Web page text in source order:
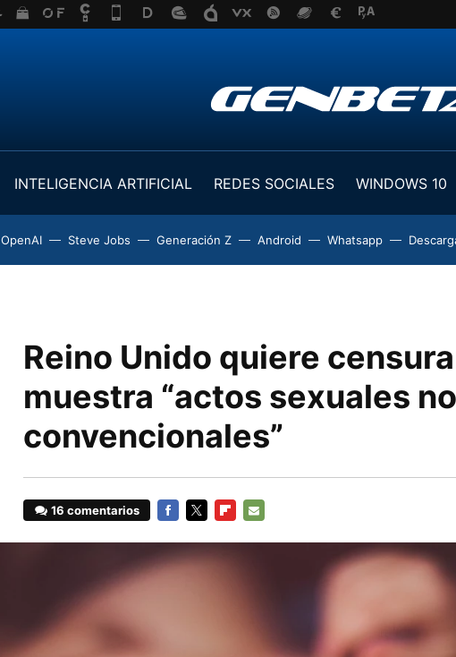
INTELIGENCIA ARTIFICIAL REDES SOCIALES WINDOWS 10
OpenAI Steve Jobs Generación Z Android Whatsapp
Reino Unido quiere
muestra “actos sexuales no
convencionales”
16 comentarios